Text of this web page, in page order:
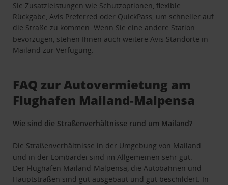
Sie Zusatzleistungen wie Schutzoptionen, flexible
Rückgabe, Avis Preferred oder QuickPass, um schneller auf
die Straße zu kommen. Wenn Sie eine andere Station
bevorzugen, stehen Ihnen auch weitere Avis Standorte in
Mailand zur Verfügung.
FAQ zur Autovermietung am
Flughafen Mailand-Malpensa
Wie sind die Straßenverhältnisse rund um Mailand?
Die Straßenverhältnisse in der Umgebung von Mailand
und in der Lombardei sind im Allgemeinen sehr gut.
Der Flughafen Mailand-Malpensa, die Autobahnen und
Hauptstraßen sind gut ausgebaut und gut beschildert. In